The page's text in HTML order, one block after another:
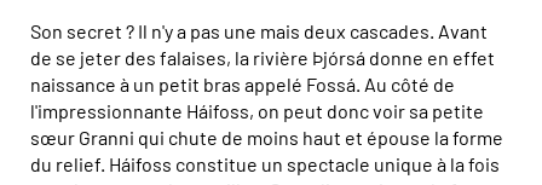
Son secret ? Il n'y a pas une mais deux cascades. Avant
de se jeter des falaises, la rivière Þjórsá donne en effet
naissance à un petit bras appelé Fossá. Au côté de
l'impressionnante Háifoss, on peut donc voir sa petite
sœur Granni qui chute de moins haut et épouse la forme
du relief. Háifoss constitue un spectacle unique à la fois